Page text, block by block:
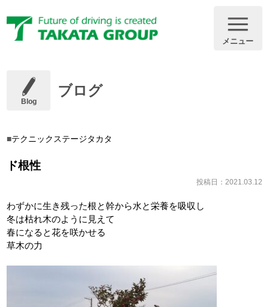
メニュー
Blog
ブログ
テクニックステージタカタ
ド根性
投稿日：2021.03.12
わずかに生き残った根と幹から水と栄養を吸収し
冬は枯れ木のように見えて
春になると花を咲かせる
草木の力